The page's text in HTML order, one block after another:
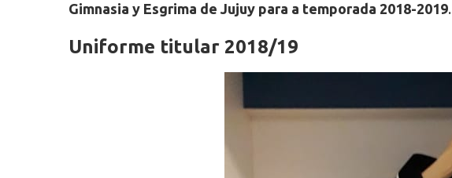
Gimnasia y Esgrima de Jujuy para a temporada 2018-2019.
Uniforme titular 2018/19